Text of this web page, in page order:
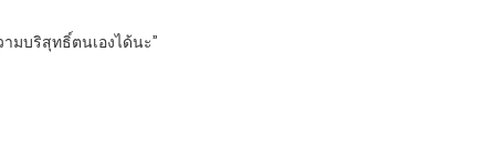
มบริสุทธิ์ตนเองได้นะ”